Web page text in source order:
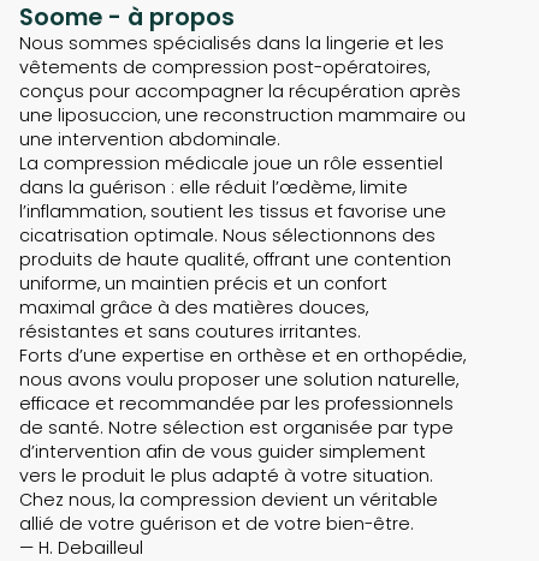
Soome - à propos
Nous sommes spécialisés dans la lingerie et les
vêtements de compression post-opératoires,
conçus pour accompagner la récupération après
une liposuccion, une reconstruction mammaire ou
une intervention abdominale.
La compression médicale joue un rôle essentiel
dans la guérison : elle réduit l’œdème, limite
l’inflammation, soutient les tissus et favorise une
cicatrisation optimale. Nous sélectionnons des
produits de haute qualité, offrant une contention
uniforme, un maintien précis et un confort
maximal grâce à des matières douces,
résistantes et sans coutures irritantes.
Forts d’une expertise en orthèse et en orthopédie,
nous avons voulu proposer une solution naturelle,
efficace et recommandée par les professionnels
de santé. Notre sélection est organisée par type
d’intervention afin de vous guider simplement
vers le produit le plus adapté à votre situation.
Chez nous, la compression devient un véritable
allié de votre guérison et de votre bien-être.
— H. Debailleul